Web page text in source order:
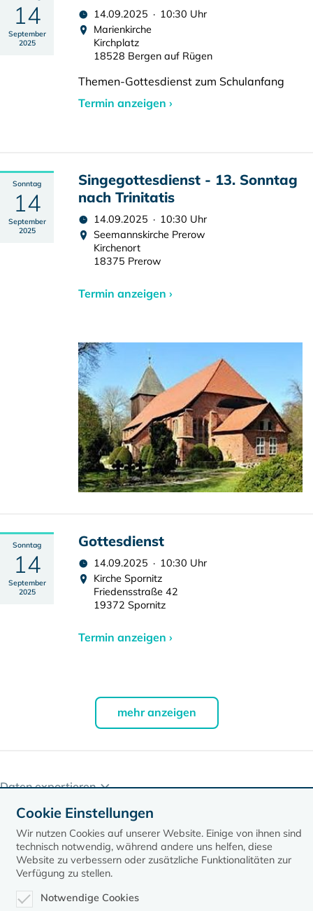
14
September
2025
14.09.2025 · 10:30 Uhr
Marienkirche
Kirchplatz
18528 Bergen auf Rügen
Themen-Gottesdienst zum Schulanfang
Termin anzeigen ›
Sonntag
14
September
2025
Singegottesdienst - 13. Sonntag
nach Trinitatis
14.09.2025 · 10:30 Uhr
Seemannskirche Prerow
Kirchenort
18375 Prerow
Termin anzeigen ›
Sonntag
14
September
2025
Gottesdienst
14.09.2025 · 10:30 Uhr
Kirche Spornitz
Friedensstraße 42
19372 Spornitz
Termin anzeigen ›
mehr anzeigen
Daten exportieren
Cookie Einstellungen
Wir nutzen Cookies auf unserer Website. Einige von ihnen sind
technisch notwendig, während andere uns helfen, diese
Website zu verbessern oder zusätzliche Funktionalitäten zur
Verfügung zu stellen.
Notwendige Cookies